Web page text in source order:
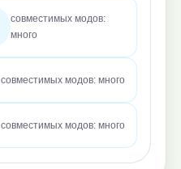
совместимых модов:
много
совместимых модов: много
совместимых модов: много